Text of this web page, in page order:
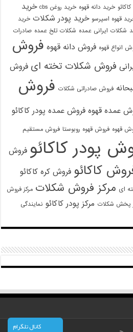
خرید دانه قهوه خرید روغن cbs
خرید
قهوه اسپرسو خرید پودر شکلات خرید
شکلات ایرانی عمده شکلات تلخ عمده صادرات
انواع قهوه فروش دانه قهوه فروش
فروش شکلات تخته ای فروش
فروش صادراتی شکلات فروش
عمده قهوه فروش عمده پودر کاکائو
قهوه فروش قهوه روبوستا فروش مستقیم
پودر کاکائو فروش
کاکائو فروش کره کاکائو
ای مرکز فروش شکلات مرکز فروش
پخش شکلات مرکز پودر کاکائو نمایندگی
کانال تلگرام